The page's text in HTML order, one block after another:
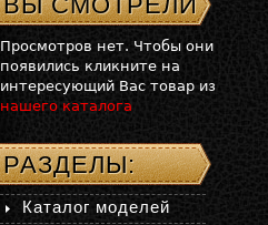
Просмотров нет. Чтобы они
появились кликните на
интересующий Вас товар из
нашего каталога
РАЗДЕЛЫ:
Каталог моделей